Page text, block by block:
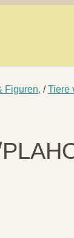
Figuren, /Tiere